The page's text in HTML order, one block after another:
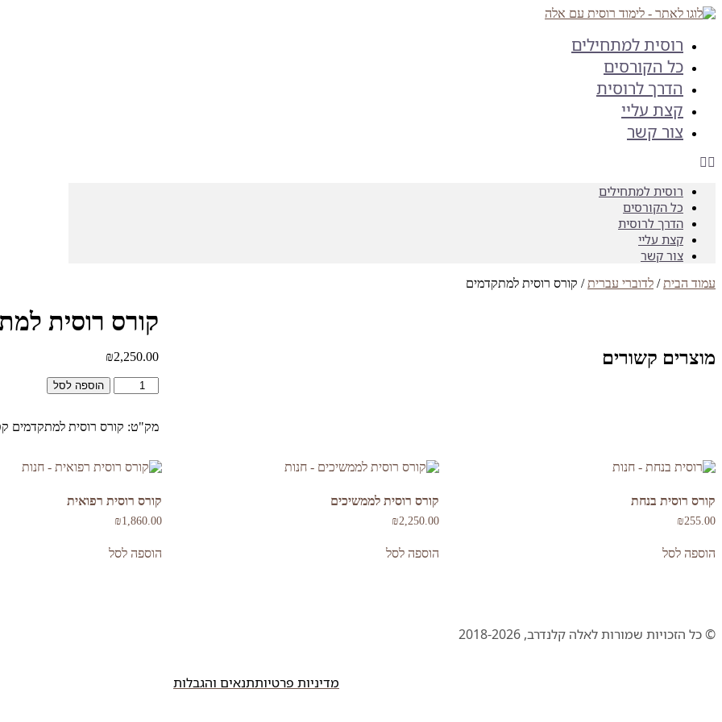
דלג
רוסית למתחילים
כל הקורסים
הדרך לרוסית
קצת עליי
צור קשר
רוסית למתחילים
כל הקורסים
הדרך לרוסית
קצת עליי
צור קשר
עמוד הבית/ לדוברי עברית/ קורס רוסית למתקדמים
קורס רוסית
₪2,250.00
כמות
של
רוסית
הוספה לסל
מק"ט: קורס רוסית למתקדמים
מוצרים קשורים
קורס רוסית בנחת
₪255.00
הוספה לסל
קורס רוסית לממשיכים
₪2,250.00
הוספה לסל
קורס רוסית רפואית
₪1,860.00
הוספה לסל
© כל הזכויות שמורות לאלה קלנדרב, 2018-2026
מדיניות פרטיותתנאים והגבלות